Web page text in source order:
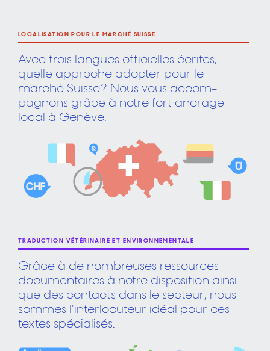
LOCALISATION POUR LE MARCHÉ SUISSE
Avec trois langues officielles écrites,
quelle approche adopter pour le
marché Suisse ? Nous vous accom-
pagnons grâce à notre fort ancrage
local à Genève.
TRADUCTION VÉTÉRINAIRE ET ENVIRONNEMENTALE
Grâce à de nombreuses ressources
documentaires à notre disposition ainsi
que des contacts dans le secteur, nous
sommes l’interlocuteur idéal pour ces
textes spécialisés.